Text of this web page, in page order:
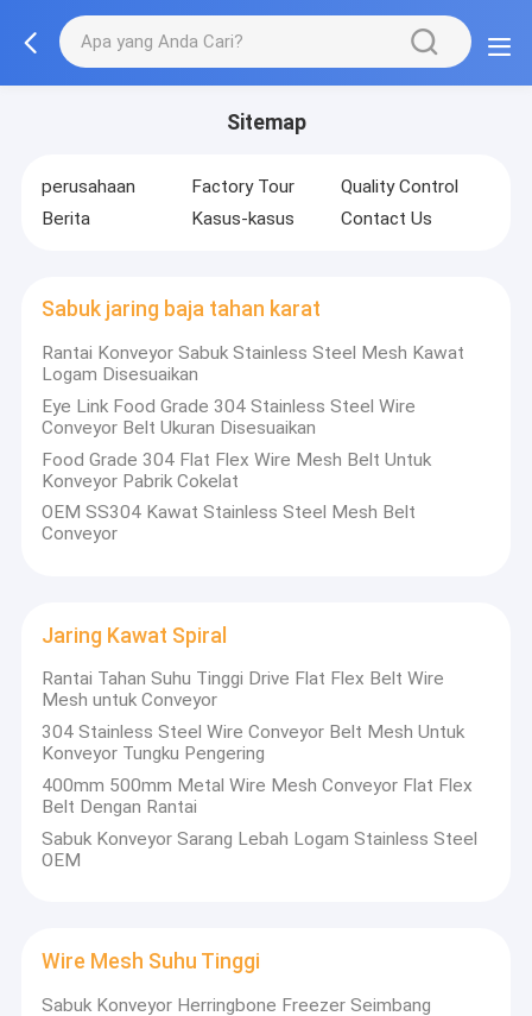
Sitemap
perusahaan Factory Tour
Quality Control
Berita
Kasus-kasus Contact Us
Sabuk jaring baja tahan karat
Rantai Konveyor Sabuk Stainless Steel Mesh Kawat
Logam Disesuaikan
Eye Link Food Grade 304 Stainless Steel Wire
Conveyor Belt Ukuran Disesuaikan
Food Grade 304 Flat Flex Wire Mesh Belt Untuk
Konveyor Pabrik Cokelat
OEM SS304 Kawat Stainless Steel Mesh Belt
Conveyor
Jaring Kawat Spiral
Rantai Tahan Suhu Tinggi Drive Flat Flex Belt Wire
Mesh untuk Conveyor
304 Stainless Steel Wire Conveyor Belt Mesh Untuk
Konveyor Tungku Pengering
400mm 500mm Metal Wire Mesh Conveyor Flat Flex
Belt Dengan Rantai
Sabuk Konveyor Sarang Lebah Logam Stainless Steel
OEM
Wire Mesh Suhu Tinggi
Sabuk Konveyor Herringbone Freezer Seimbang